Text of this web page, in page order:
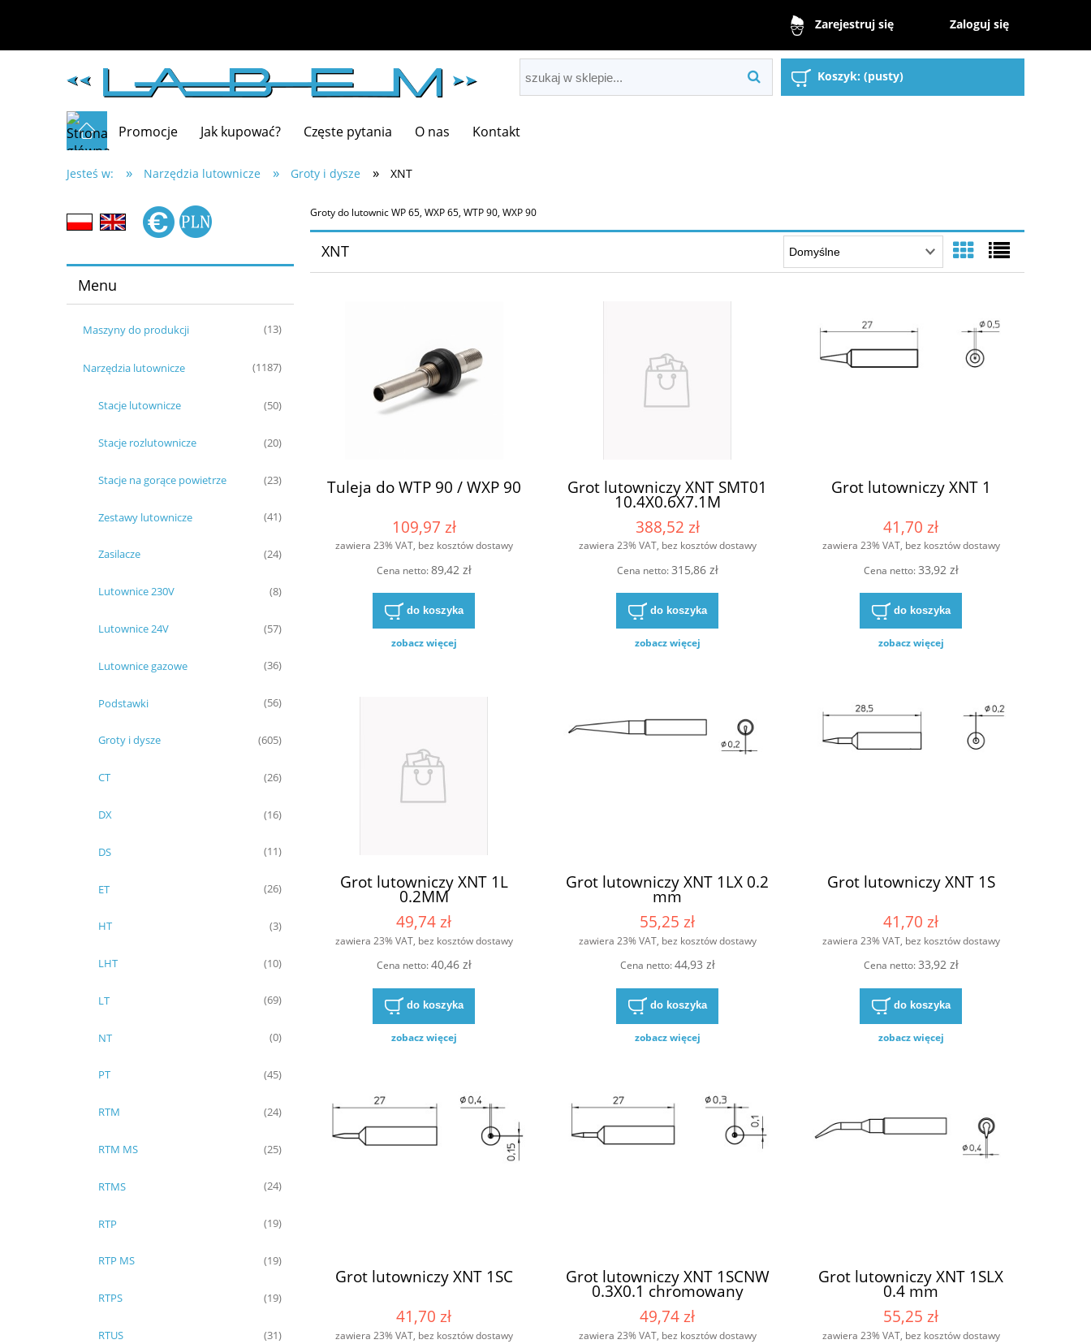
Zarejestruj się Zaloguj się
Koszyk: (pusty)
Promocje Jak kupować? Częste pytania O nas Kontakt
Jesteś w: » Narzędzia lutownicze » Groty i dysze » XNT
Menu
Maszyny do produkcji (13)
Narzędzia lutownicze (1187)
Stacje lutownicze (50)
Stacje rozlutownicze (20)
Stacje na gorące powietrze (23)
Zestawy lutownicze (41)
Zasilacze (24)
Lutownice 230V (8)
Lutownice 24V (57)
Lutownice gazowe (36)
Podstawki (56)
Groty i dysze (605)
CT (26)
DX (16)
DS (11)
ET (26)
HT (3)
LHT (10)
LT (69)
NT (0)
PT (45)
RTM (24)
RTM MS (25)
RTMS (24)
RTP (19)
RTP MS (19)
RTPS (19)
RTUS (31)
Groty do lutownic WP 65, WXP 65, WTP 90, WXP 90
XNT
Tuleja do WTP 90 / WXP 90
109,97 zł
zawiera 23% VAT, bez kosztów dostawy
Cena netto:89,42 zł
do koszyka
zobacz więcej
Grot lutowniczy XNT SMT01
10.4X0.6X7.1M
388,52 zł
zawiera 23% VAT, bez kosztów dostawy
Cena netto:315,86 zł
do koszyka
zobacz więcej
Grot lutowniczy XNT 1
41,70 zł
zawiera 23% VAT, bez kosztów dostawy
Cena netto:33,92 zł
do koszyka
zobacz więcej
Grot lutowniczy XNT 1L
0.2MM
49,74 zł
zawiera 23% VAT, bez kosztów dostawy
Cena netto:40,46 zł
do koszyka
zobacz więcej
Grot lutowniczy XNT 1LX 0.2
mm
55,25 zł
zawiera 23% VAT, bez kosztów dostawy
Cena netto:44,93 zł
do koszyka
zobacz więcej
Grot lutowniczy XNT 1S
41,70 zł
zawiera 23% VAT, bez kosztów dostawy
Cena netto:33,92 zł
do koszyka
zobacz więcej
Grot lutowniczy XNT 1SC
41,70 zł
zawiera 23% VAT, bez kosztów dostawy
Grot lutowniczy XNT 1SCNW
0.3X0.1 chromowany
49,74 zł
zawiera 23% VAT, bez kosztów dostawy
Grot lutowniczy XNT 1SLX
0.4 mm
55,25 zł
zawiera 23% VAT, bez kosztów dostawy